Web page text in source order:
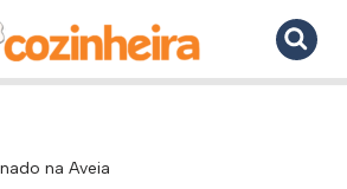
na Aveia